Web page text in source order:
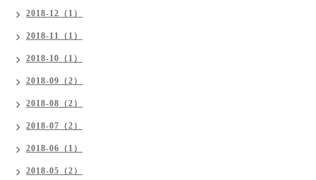
2018-12（1）
2018-11（1）
2018-10（1）
2018-09（2）
2018-08（2）
2018-07（2）
2018-06（1）
2018-05（2）